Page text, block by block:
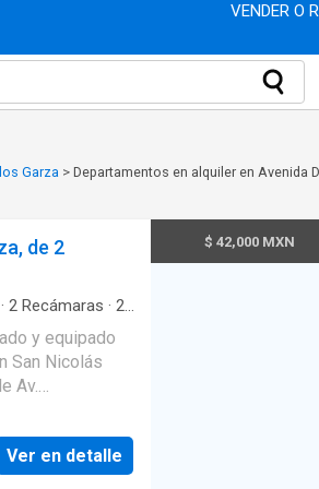
VENDER O
Garza > Departamentos en alquiler en Avenida
de 2
· 2 Recámaras · 2
·Cancha de tenis
·Cocina
y equipado
Av.
medio baño
refrigerador,
Ver en detalle
$ 42,000 MXN